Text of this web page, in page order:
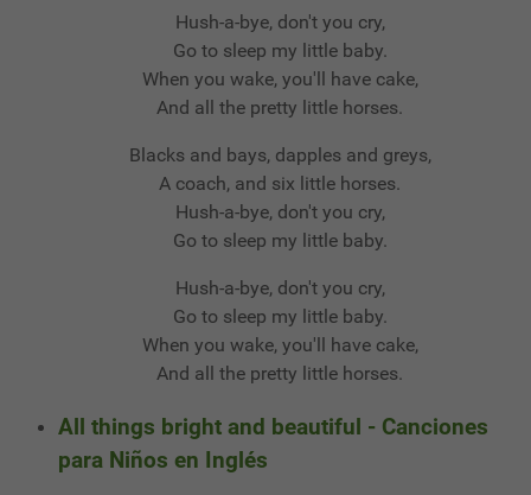
Hush-a-bye, don't you cry,
Go to sleep my little baby.
When you wake, you'll have cake,
And all the pretty little horses.
Blacks and bays, dapples and greys,
A coach, and six little horses.
Hush-a-bye, don't you cry,
Go to sleep my little baby.
Hush-a-bye, don't you cry,
Go to sleep my little baby.
When you wake, you'll have cake,
And all the pretty little horses.
All things bright and beautiful - Canciones
para Niños en Inglés